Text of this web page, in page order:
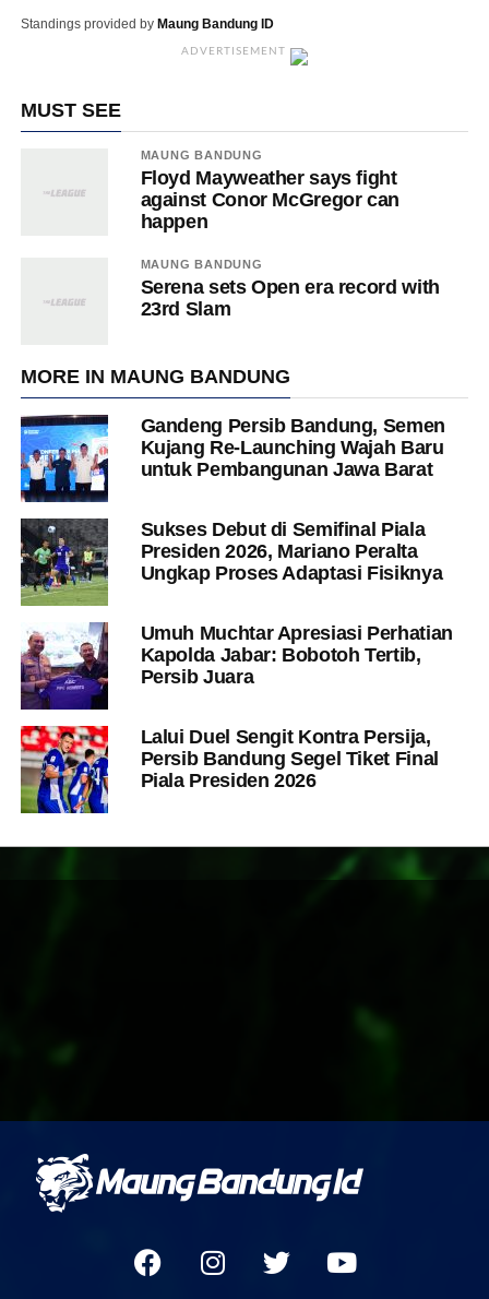
Standings provided by Maung Bandung ID
ADVERTISEMENT
MUST SEE
MAUNG BANDUNG
Floyd Mayweather says fight
against Conor McGregor can
happen
MAUNG BANDUNG
Serena sets Open era record with
23rd Slam
MORE IN MAUNG BANDUNG
Gandeng Persib Bandung, Semen
Kujang Re-Launching Wajah Baru
untuk Pembangunan Jawa Barat
Sukses Debut di Semifinal Piala
Presiden 2026, Mariano Peralta
Ungkap Proses Adaptasi Fisiknya
Umuh Muchtar Apresiasi Perhatian
Kapolda Jabar: Bobotoh Tertib,
Persib Juara
Lalui Duel Sengit Kontra Persija,
Persib Bandung Segel Tiket Final
Piala Presiden 2026